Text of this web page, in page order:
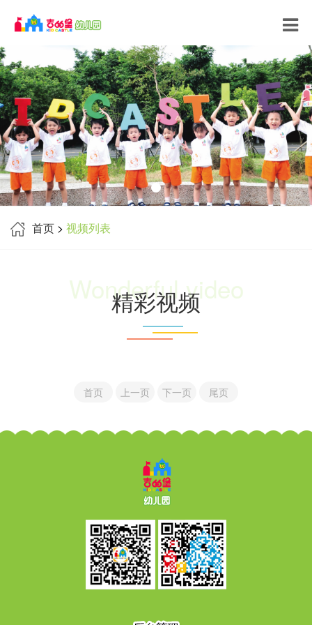
首页 > 视频列表
Wonderful video
精彩视频
首页 上一页 下一页 尾页